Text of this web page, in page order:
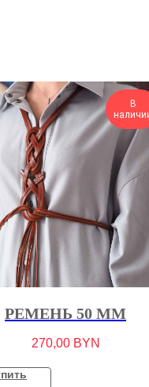
В
РЕМЕНЬ 50 ММ
270,00 BYN